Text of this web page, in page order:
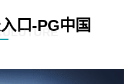
口-PG中国